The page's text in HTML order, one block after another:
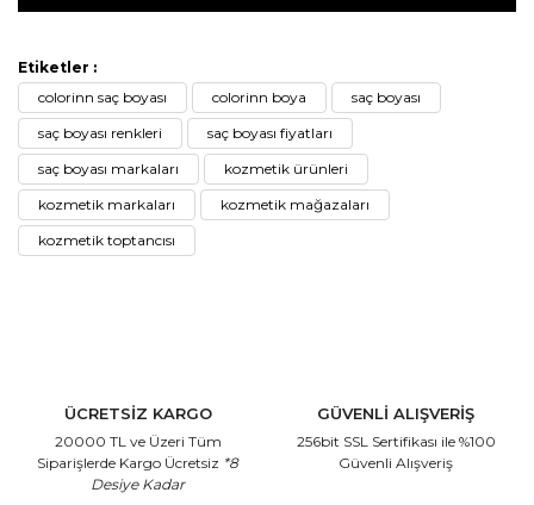
Etiketler :
colorinn saç boyası
colorinn boya
saç boyası
saç boyası renkleri
saç boyası fiyatları
saç boyası markaları
kozmetik ürünleri
kozmetik markaları
kozmetik mağazaları
kozmetik toptancısı
ÜCRETSİZ KARGO
20000 TL ve Üzeri Tüm
Siparişlerde Kargo Ücretsiz *8
Desiye Kadar
GÜVENLİ ALIŞVERİŞ
256bit SSL Sertifikası ile %100
Güvenli Alışveriş